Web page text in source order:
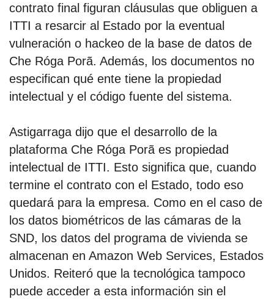
contrato final figuran cláusulas que obliguen a
ITTI a resarcir al Estado por la eventual
vulneración o hackeo de la base de datos de
Che Róga Porã. Además, los documentos no
especifican qué ente tiene la propiedad
intelectual y el código fuente del sistema.
Astigarraga dijo que el desarrollo de la
plataforma Che Róga Porã es propiedad
intelectual de ITTI. Esto significa que, cuando
termine el contrato con el Estado, todo eso
quedará para la empresa. Como en el caso de
los datos biométricos de las cámaras de la
SND, los datos del programa de vivienda se
almacenan en Amazon Web Services, Estados
Unidos. Reiteró que la tecnológica tampoco
puede acceder a esta información sin el